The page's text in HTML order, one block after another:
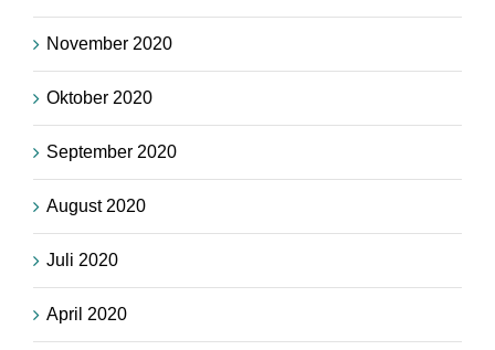
November 2020
Oktober 2020
September 2020
August 2020
Juli 2020
April 2020